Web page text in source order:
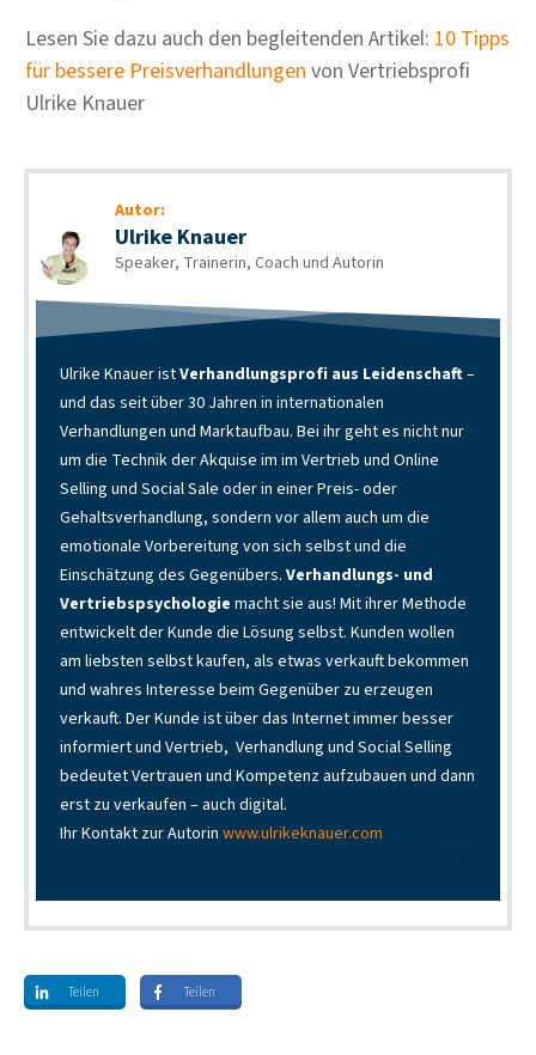
Lesen Sie dazu auch den begleitenden Artikel: 10 Tipps
für bessere Preisverhandlungen von Vertriebsprofi
Ulrike Knauer
Autor:
Ulrike Knauer
Speaker, Trainerin, Coach und Autorin
Ulrike Knauer istVerhandlungsprofi aus Leidenschaft–
und das seit über 30 Jahren in internationalen
Verhandlungen und Marktaufbau. Bei ihr geht es nicht nur
um die Technik der Akquise im im Vertrieb und Online
Selling und Social Sale oder in einer Preis- oder
Gehaltsverhandlung, sondern vor allem auch um die
emotionale Vorbereitung von sich selbst und die
Einschätzung des Gegenübers. Verhandlungs- und
Vertriebspsychologie macht sie aus! Mit ihrer Methode
entwickelt der Kunde die Lösung selbst. Kunden wollen
am liebsten selbst kaufen, als etwas verkauft bekommen
und wahres Interesse beim Gegenüber zu erzeugen
verkauft. Der Kunde ist über das Internet immer besser
informiert und Vertrieb, Verhandlung und Social Selling
bedeutet Vertrauen und Kompetenz aufzubauen und dann
erst zu verkaufen – auch digital.
Ihr Kontakt zur Autorin www.ulrikeknauer.com
Teilen Teilen